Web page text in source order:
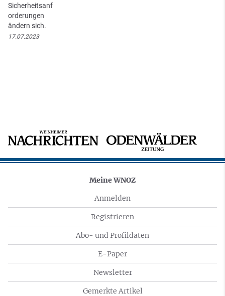
Sicherheitsanf
orderungen
ändern sich.
17.07.2023
Meine WNOZ
Anmelden
Registrieren
Abo- und Profildaten
E-Paper
Newsletter
Gemerkte Artikel